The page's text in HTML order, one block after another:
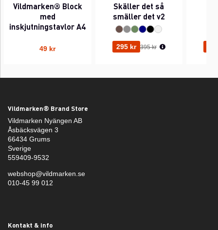
Vildmarken® Block
med
inskjutningstavlor A4
49 kr
Skäller det så
smäller det v2
295 kr Ordinarie pris:
395 kr
Vildmarken® Brand Store
Vildmarken Nyängen AB
Åsbäcksvägen 3
66434 Grums
Sverige
559409-9532
webshop@vildmarken.se
010-45 99 012
Kontakt & info